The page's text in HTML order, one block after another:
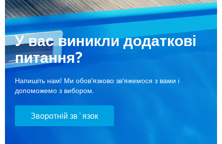
У вас виникли додаткові
питання?
Напишіть нам! Ми обов'язково зв'яжемося з вами і
допоможемо з вибором.
Зворотній зв`язок